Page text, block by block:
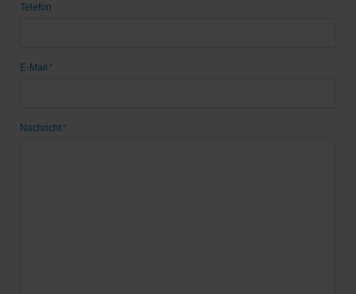
Telefon
Pflichtfeld
E-Mail *
Pflichtfeld
Nachricht*